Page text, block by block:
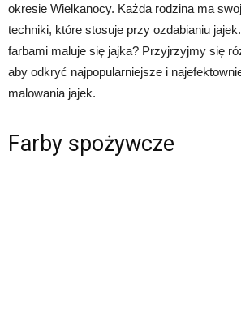
okresie Wielkanocy. Każda rodzina ma
techniki, które stosuje przy ozdabianiu
farbami maluje się jajka? Przyjrzyjmy się
aby odkryć najpopularniejsze i
malowania jajek.
Farby spożywcze